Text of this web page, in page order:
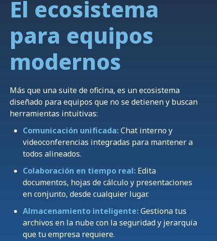
El ecosistema
para equipos
modernos
Más que una suite de oficina, es un ecosistema
diseñado para equipos que no se detienen y buscan
herramientas intuitivas:
Comunicación unificada:Chat interno y
videoconferencias integradas para mantener a
todos alineados.
Colaboración en tiempo real: Edita
documentos, hojas de cálculo y presentaciones
en conjunto, desde cualquier lugar.
Almacenamiento inteligente:Gestiona tus
archivos en la nube con la seguridad y jerarquía
que tu empresa requiere.